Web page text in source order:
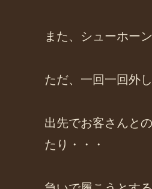
また、シューホー
ただ、一回一回外
出先でお客さんと
たり・・・